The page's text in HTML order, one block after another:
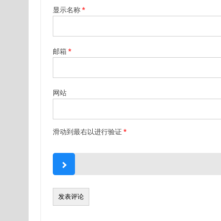
显示名称*
邮箱*
网站
滑动到最右以进行验证 *